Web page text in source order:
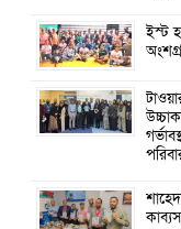
ইস্ট